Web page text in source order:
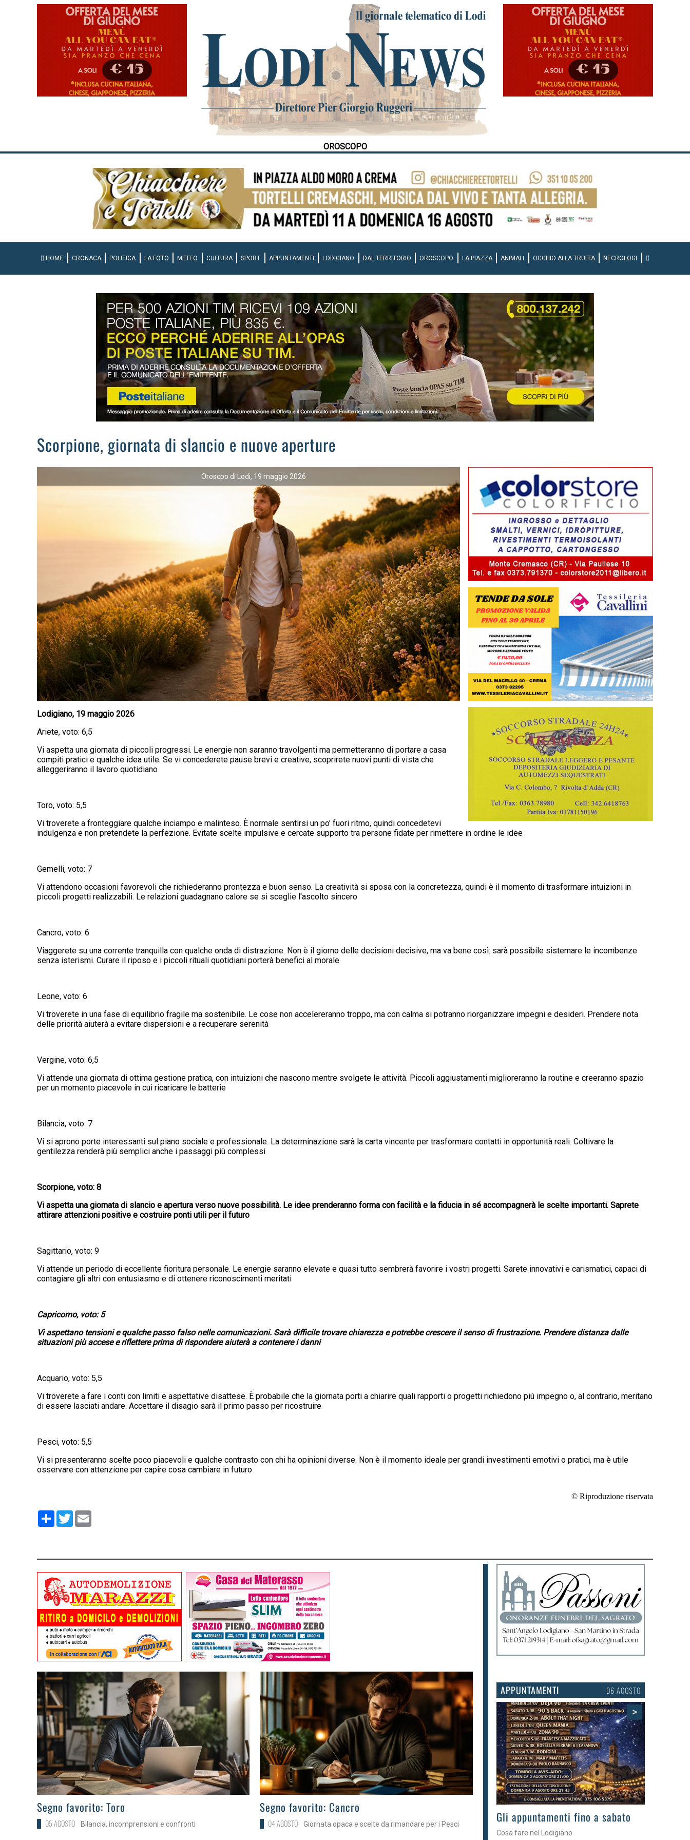
OROSCOPO
HOME CRONACA POLITICA LA FOTO METEO CULTURA SPORT APPUNTAMENTI LODIGIANO DAL TERRITORIO OROSCOPO LA PIAZZA ANIMALI OCCHIO ALLA TRUFFA NECROLOGI
Scorpione, giornata di slancio e nuove aperture
Oroscpo di Lodi, 19 maggio 2026
Lodigiano, 19 maggio 2026
Ariete, voto: 6,5
Vi aspetta una giornata di piccoli progressi. Le energie non saranno travolgenti ma permetteranno di portare a casa
compiti pratici e qualche idea utile. Se vi concederete pause brevi e creative, scoprirete nuovi punti di vista che
alleggeriranno il lavoro quotidiano
Toro, voto: 5,5
Vi troverete a fronteggiare qualche inciampo e malinteso. È normale sentirsi un po' fuori ritmo, quindi concedetevi
indulgenza e non pretendete la perfezione. Evitate scelte impulsive e cercate supporto tra persone fidate per rimettere in ordine le idee
Gemelli, voto: 7
Vi attendono occasioni favorevoli che richiederanno prontezza e buon senso. La creatività si sposa con la concretezza, quindi è il momento di trasformare intuizioni in
piccoli progetti realizzabili. Le relazioni guadagnano calore se si sceglie l'ascolto sincero
Cancro, voto: 6
Viaggerete su una corrente tranquilla con qualche onda di distrazione. Non è il giorno delle decisioni decisive, ma va bene così: sarà possibile sistemare le incombenze
senza isterismi. Curare il riposo e i piccoli rituali quotidiani porterà benefici al morale
Leone, voto: 6
Vi troverete in una fase di equilibrio fragile ma sostenibile. Le cose non accelereranno troppo, ma con calma si potranno riorganizzare impegni e desideri. Prendere nota
delle priorità aiuterà a evitare dispersioni e a recuperare serenità
Vergine, voto: 6,5
Vi attende una giornata di ottima gestione pratica, con intuizioni che nascono mentre svolgete le attività. Piccoli aggiustamenti miglioreranno la routine e creeranno spazio
per un momento piacevole in cui ricaricare le batterie
Bilancia, voto: 7
Vi si aprono porte interessanti sul piano sociale e professionale. La determinazione sarà la carta vincente per trasformare contatti in opportunità reali. Coltivare la
gentilezza renderà più semplici anche i passaggi più complessi
Scorpione, voto: 8
Vi aspetta una giornata di slancio e apertura verso nuove possibilità. Le idee prenderanno forma con facilità e la fiducia in sé accompagnerà le scelte importanti. Saprete
attirare attenzioni positive e costruire ponti utili per il futuro
Sagittario, voto: 9
Vi attende un periodo di eccellente fioritura personale. Le energie saranno elevate e quasi tutto sembrerà favorire i vostri progetti. Sarete innovativi e carismatici, capaci di
contagiare gli altri con entusiasmo e di ottenere riconoscimenti meritati
Capricorno, voto: 5
Vi aspettano tensioni e qualche passo falso nelle comunicazioni. Sarà difficile trovare chiarezza e potrebbe crescere il senso di frustrazione. Prendere distanza dalle
situazioni più accese e riflettere prima di rispondere aiuterà a contenere i danni
Acquario, voto: 5,5
Vi troverete a fare i conti con limiti e aspettative disattese. È probabile che la giornata porti a chiarire quali rapporti o progetti richiedono più impegno o, al contrario, meritano
di essere lasciati andare. Accettare il disagio sarà il primo passo per ricostruire
Pesci, voto: 5,5
Vi si presenteranno scelte poco piacevoli e qualche contrasto con chi ha opinioni diverse. Non è il momento ideale per grandi investimenti emotivi o pratici, ma è utile
osservare con attenzione per capire cosa cambiare in futuro
© Riproduzione riservata
Condividi
Twitter
>
Segno favorito: Toro
05 AGOSTO Bilancia, incomprensioni e confronti
>
Segno favorito: Cancro
04 AGOSTO Giornata opaca e scelte da rimandare per i Pesci
APPUNTAMENTI 03 AGOSTO
>
Gli eventi della settimana
Tra torte, cinema e musica live